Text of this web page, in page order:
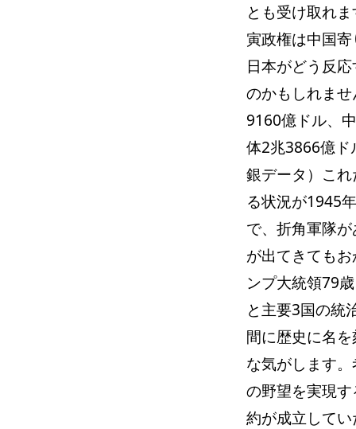
とも受け取れ
寅政権は中国
日本がどう反
のかもしれま
9160億ドル、
体2兆3866億ド
銀データ）こ
る状況が1945
で、折角軍隊
が出てきても
ンプ大統領79
と主要3国の統
間に歴史に名
な気がします
の野望を実現
約が成立して